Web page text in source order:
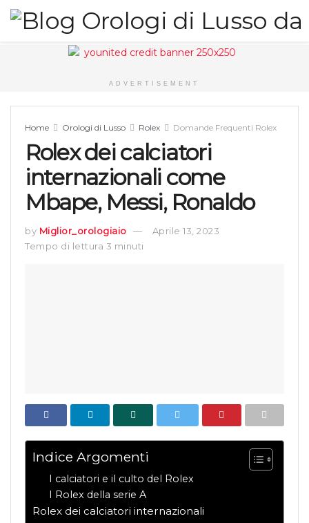
ADVERTISEMENT
Home Orologi di Lusso Rolex Domande Frequenti Rolex
Rolex dei calciatori
internazionali come
Mbape, Messi, Ronaldo
by Miglior_orologiaio
Aprile 13, 2023
Tempo di lettura 3 minuti
Indice Argomenti
I calciatori e il culto del Rolex
I Rolex della serie A
Rolex dei calciatori internazionali